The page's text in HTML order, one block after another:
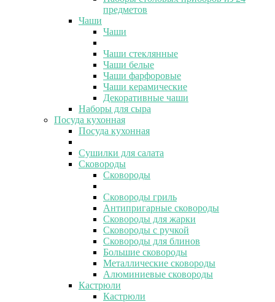
предметов
Чаши
Чаши
Чаши стеклянные
Чаши белые
Чаши фарфоровые
Чаши керамические
Декоративные чаши
Наборы для сыра
Посуда кухонная
Посуда кухонная
Сушилки для салата
Сковороды
Сковороды
Сковороды гриль
Антипригарные сковороды
Сковороды для жарки
Сковороды с ручкой
Сковороды для блинов
Большие сковороды
Металлические сковороды
Алюминиевые сковороды
Кастрюли
Кастрюли